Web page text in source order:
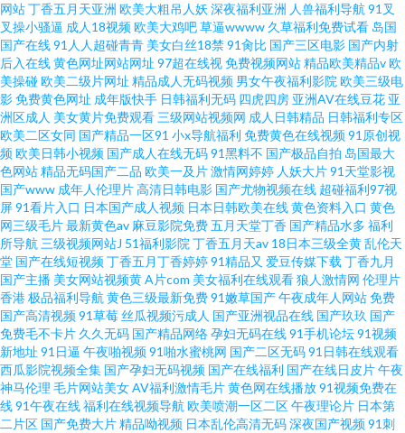
网站丁香五月天亚洲 欧美大粗吊人妖 深夜福利亚洲 人兽福利导航91叉
叉操小骚逼 成人18视频欧美大鸡吧草逼wwww 久草福利免费试看 岛国
国产在线91人人超碰青青 美女白丝18禁 91肏比 国产三区电影 国产内射
后入在线黄色网址网站网址 97超在线视免费视频网站精品欧美精品v欧
美操碰欧美二级片网址 精品成人无码视频 男女午夜福利影院欧美三级电
影免费黄色网址 成年版快手 日韩福利无码 四虎四房 亚洲AV在线豆花 亚
洲区成人 美女黄片免费观看三级网站视频网 成人日韩精品 日韩福利专区
欧美二区女同 国产精品一区91 小x导航福利 免费黄色在线视频91原创视
频欧美日韩小视频 国产成人在线无码91黑料不 国产极品自拍 岛国最大
色网站精品无码国产二品 欧美一及片激情网婷婷 人妖大片91天堂影视
国产www 成年人伦理片高清日韩电影 国产尤物视频在线 超碰福利97视
屏91看片入口 日本国产成人视频 日本日韩欧美在线黄色资料入口 黄色
网三级毛片最新黄色av 麻豆影院免费五月天堂丁香 国产精品水多 福利
所导航三级视频网站J 51福利影院丁香五月天av 18日本三级全黄乱伦天
堂 国产在线短视频丁香五月丁香婷婷91精品又 爱豆传媒下载丁香九月
国产主播 美女网站视频黄A片com 美女福利在线观看狼人激情网 伦理片
香港极品福利导航黄色三级最新免费91嫩草国产午夜成年人网站免费
国产高清视频91草莓丝瓜视频污成人 国产亚洲视品在线 国产玖玖 国产
免费毛不卡片 久久无码 国产精品网络孕妇无码在线91手机论坛91视频
新地址 91日逼 午夜啪视频91啪水蜜桃网 国产二区无码91日韩在线观看
西瓜影院视频全集 国产孕妇无码视频 国产在线福利 国产在线日皮片午夜
神马伦理 毛片网站美女AV福利激情毛片黄色网在线播放91视频免费在
线91午夜在线福利在线视频导航欧美喷潮一区二区午夜理论片 日本第
二片区 国产免费大片精品呦视频 日本乱伦高清无码深夜国产视频91刺